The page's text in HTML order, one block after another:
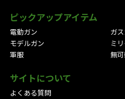
ピックアップアイテム
電動ガン
ガ
モデルガン
ミ
軍服
無
サイトについて
よくある質問